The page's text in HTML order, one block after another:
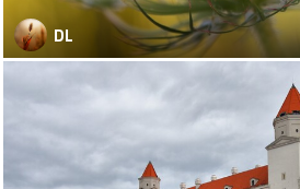
DL